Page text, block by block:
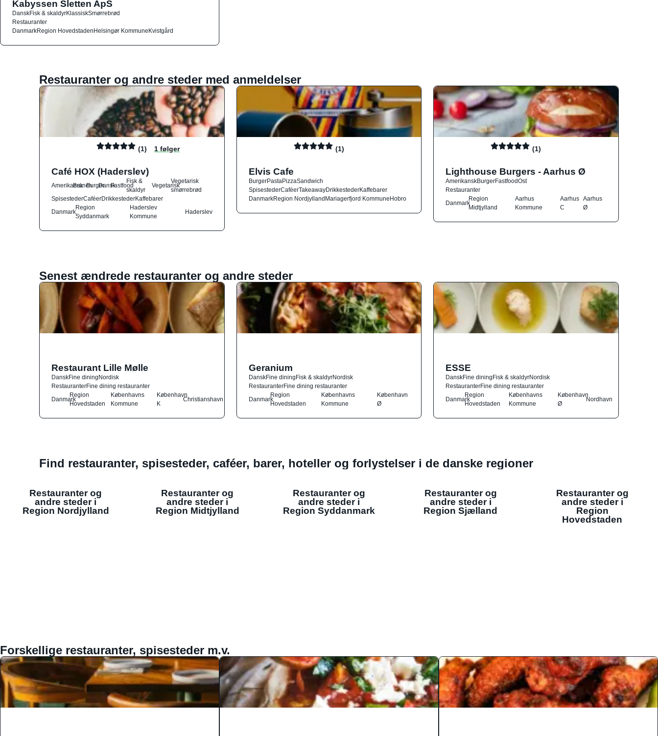
Kabyssen Sletten ApS
DanskFisk & skaldyrKlassiskSmørrebrød
Restauranter
DanmarkRegion HovedstadenHelsingør KommuneKvistgård
Restauranter og andre steder med anmeldelser
(1) 1 følger
Café HOX (Haderslev)
AmerikanskBrunchBurgerDanskFastfood
Fisk &
skaldyr
Vegetarisk
Vegetarisk
smørrebrød
SpisestederCaféerDrikkestederKaffebarer
Danmark
Region
Syddanmark
Haderslev
Kommune
Haderslev
(1)
Elvis Cafe
BurgerPastaPizzaSandwich
SpisestederCaféerTakeawayDrikkestederKaffebarer
DanmarkRegion NordjyllandMariagerfjord KommuneHobro
(1)
Lighthouse Burgers - Aarhus Ø
AmerikanskBurgerFastfoodOst
Restauranter
Danmark
Region
Midtjylland
Aarhus
Kommune
Aarhus
C
Aarhus
Ø
Senest ændrede restauranter og andre steder
Restaurant Lille Mølle
DanskFine diningNordisk
RestauranterFine dining restauranter
Danmark
Region
Hovedstaden
Københavns
Kommune
København
K
Christianshavn
Geranium
DanskFine diningFisk & skaldyrNordisk
RestauranterFine dining restauranter
Danmark
Region
Hovedstaden
Københavns
Kommune
København
Ø
ESSE
DanskFine diningFisk & skaldyrNordisk
RestauranterFine dining restauranter
Danmark
Region
Hovedstaden
Københavns
Kommune
København
Ø
Nordhavn
Find restauranter, spisesteder, caféer, barer, hoteller og forlystelser i de danske regioner
Restauranter og
andre steder i
Region Nordjylland
Restauranter og
andre steder i
Region Midtjylland
Restauranter og
andre steder i
Region Syddanmark
Restauranter og
andre steder i
Region Sjælland
Restauranter og
andre steder i
Region
Hovedstaden
Forskellige restauranter, spisesteder m.v.